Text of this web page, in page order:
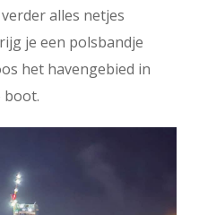
alles netjes
je een polsbandje
het havengebied in
boot.